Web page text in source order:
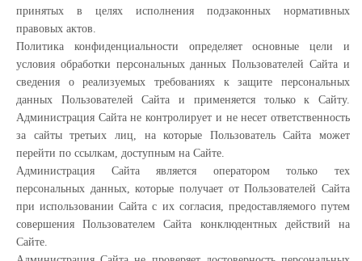
принятых в целях исполнения подзаконных нормативных
правовых актов.
Политика конфиденциальности определяет основные цели и
условия обработки персональных данных Пользователей Сайта и
сведения о реализуемых требованиях к защите персональных
данных Пользователей Сайта и применяется только к Сайту.
Администрация Сайта не контролирует и не несет ответственность
за сайты третьих лиц, на которые Пользователь Сайта может
перейти по ссылкам, доступным на Сайте.
Администрация Сайта является оператором только тех
персональных данных, которые получает от Пользователей Сайта
при использовании Сайта с их согласия, предоставляемого путем
совершения Пользователем Сайта конклюдентных действий на
Сайте.